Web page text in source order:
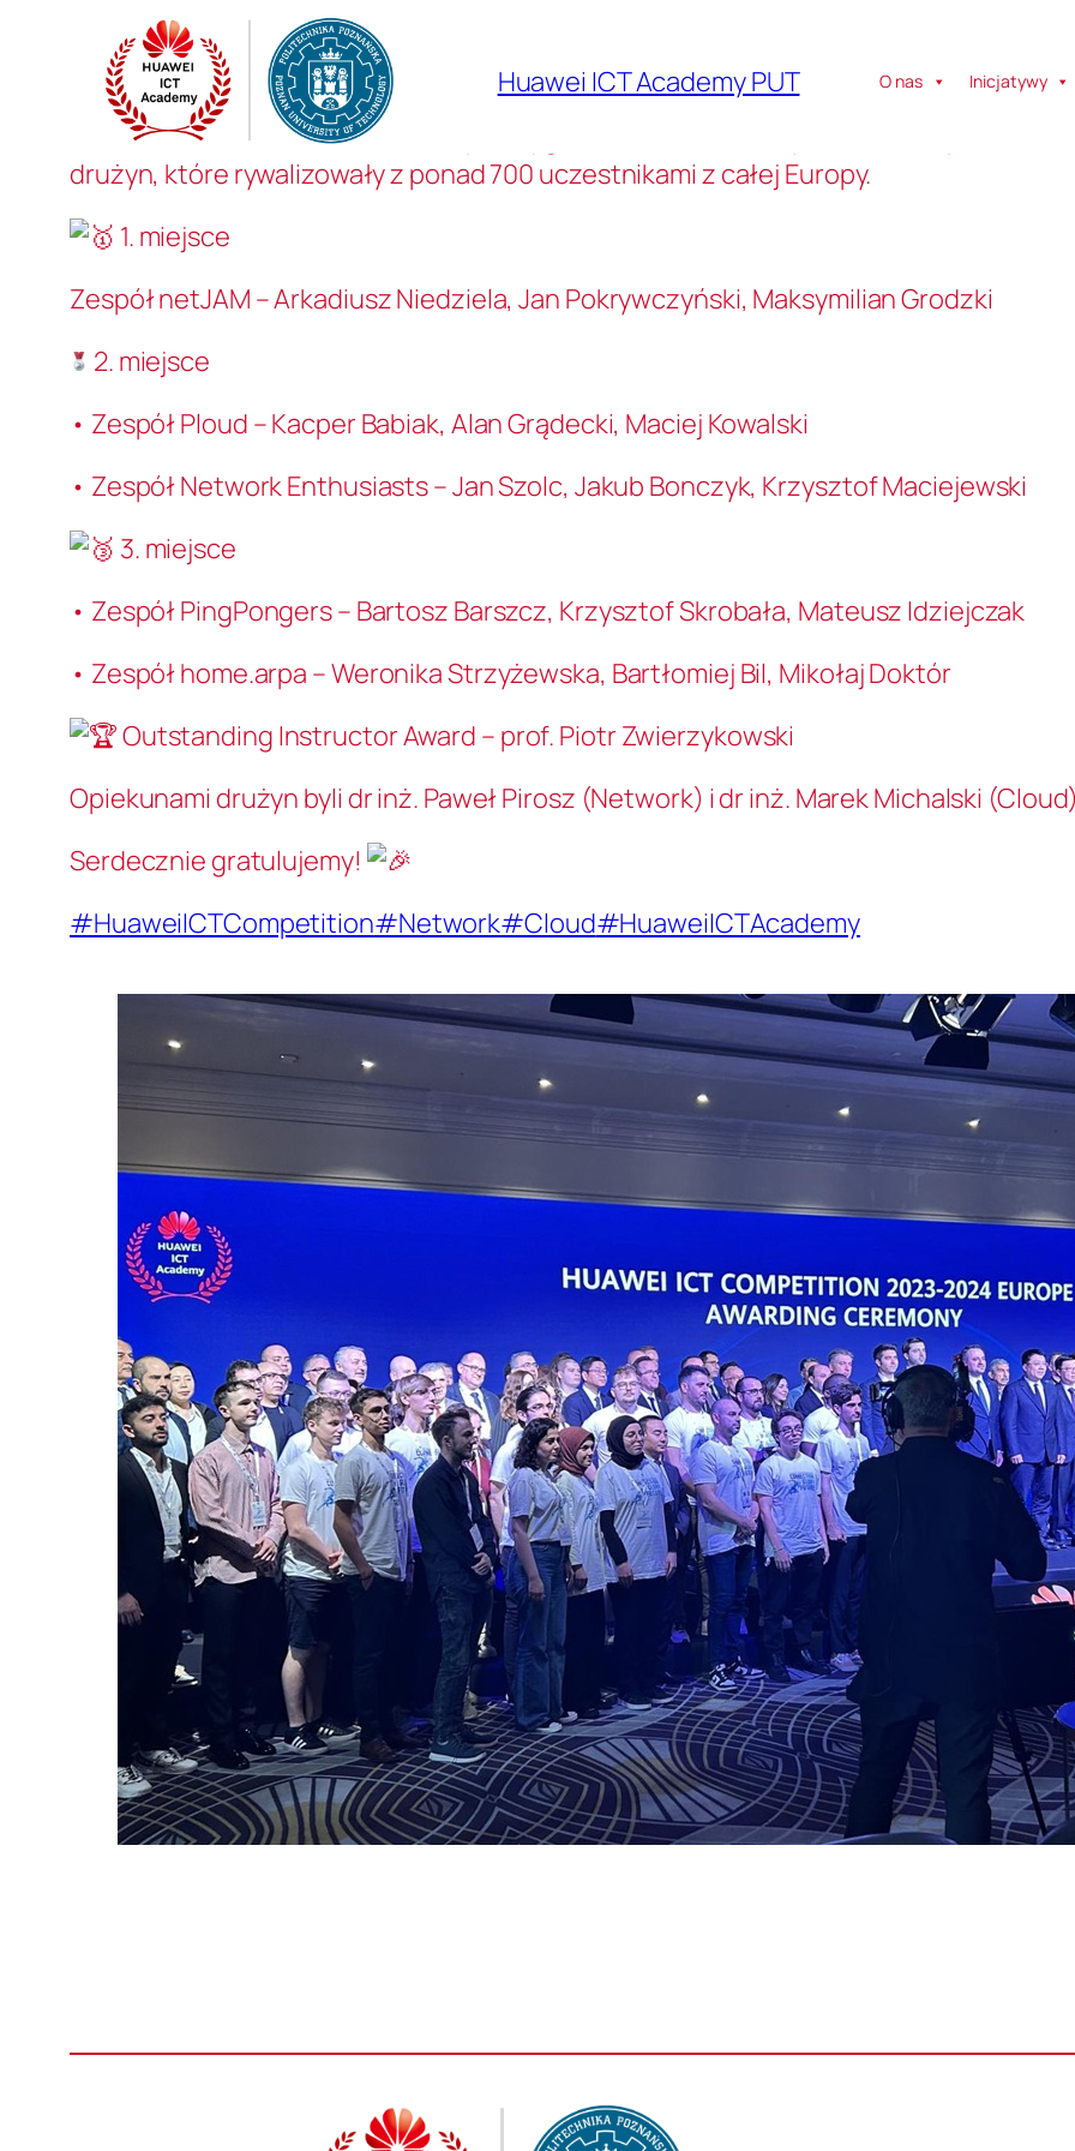
Huawei ICT Academy PUT O nas Inicjatywy
25 kwietnia 2024 w Stambule odbyła się gala Huawei ICT Competition Europe.
drużyn, które rywalizowały z ponad 700 uczestnikami z całej Europy.
1. miejsce
Zespół netJAM – Arkadiusz Niedziela, Jan Pokrywczyński, Maksymilian Grodzki
2. miejsce
• Zespół Ploud – Kacper Babiak, Alan Grądecki, Maciej Kowalski
• Zespół Network Enthusiasts – Jan Szolc, Jakub Bonczyk, Krzysztof Maciejewski
3. miejsce
• Zespół PingPongers – Bartosz Barszcz, Krzysztof Skrobała, Mateusz Idziejczak
• Zespół home.arpa – Weronika Strzyżewska, Bartłomiej Bil, Mikołaj Doktór
Outstanding Instructor Award – prof. Piotr Zwierzykowski
Opiekunami drużyn byli dr inż. Paweł Pirosz (Network) i dr inż. Marek Michalski
Serdecznie gratulujemy!
#HuaweiICTCompetition#Network#Cloud#HuaweiICTAcademy